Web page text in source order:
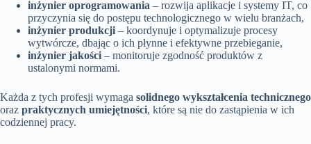
inżynier oprogramowania – rozwija aplikacje i systemy IT, co
przyczynia się do postępu technologicznego w wielu branżach,
inżynier produkcji – koordynuje i optymalizuje procesy
wytwórcze, dbając o ich płynne i efektywne przebieganie,
inżynier jakości – monitoruje zgodność produktów z
ustalonymi normami.
Każda z tych profesji wymaga solidnego wykształcenia technicznego
oraz praktycznych umiejętności, które są nie do zastąpienia w ich
codziennej pracy.